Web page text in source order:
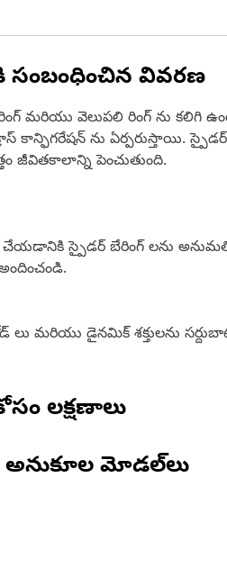
సంబంధించిన వివరణ
మరియు వెలుపలి రింగ్ ను
ను ఏర్పరుస్తాయి. స్పైడర్
పెంచుతుంది.
స్పైడర్ బేరింగ్ లను
మరియు డైనమిక్ శక్తులను
లక్షణాలు
అనుకూల మోడల్‌లు